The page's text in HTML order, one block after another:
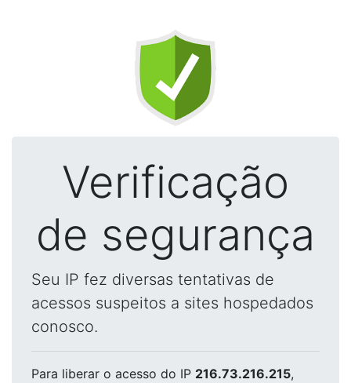
Verificação
de segurança
Seu IP fez diversas tentativas de
acessos suspeitos a sites hospedados
conosco.
Para liberar o acesso do IP 216.73.216.215,